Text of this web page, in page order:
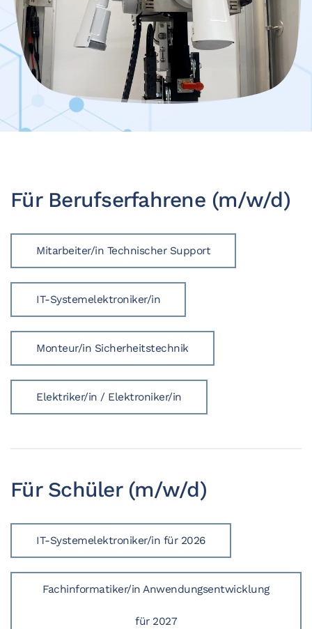
Für Berufserfahrene (m/w/d)
Mitarbeiter/in Technischer Support
IT-Systemelektroniker/in
Monteur/in Sicherheitstechnik
Elektriker/in / Elektroniker/in
Für Schüler (m/w/d)
IT-Systemelektroniker/in für 2026
Fachinformatiker/in Anwendungsentwicklung
für 2027